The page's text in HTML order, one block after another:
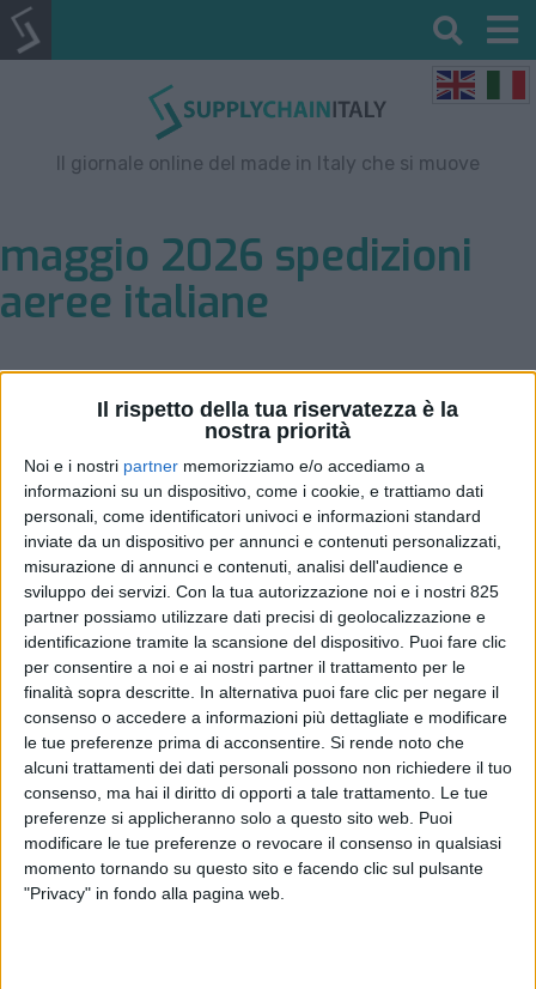
Il rispetto della tua riservatezza è la
nostra priorità
Noi e i nostri partner memorizziamo e/o accediamo a
informazioni su un dispositivo, come i cookie, e trattiamo dati
personali, come identificatori univoci e informazioni standard
inviate da un dispositivo per annunci e contenuti personalizzati,
misurazione di annunci e contenuti, analisi dell'audience e
sviluppo dei servizi. Con la tua autorizzazione noi e i nostri 825
partner possiamo utilizzare dati precisi di geolocalizzazione e
identificazione tramite la scansione del dispositivo. Puoi fare clic
per consentire a noi e ai nostri partner il trattamento per le
finalità sopra descritte. In alternativa puoi fare clic per negare il
consenso o accedere a informazioni più dettagliate e modificare
le tue preferenze prima di acconsentire. Si rende noto che
alcuni trattamenti dei dati personali possono non richiedere il tuo
consenso, ma hai il diritto di opporti a tale trattamento. Le tue
preferenze si applicheranno solo a questo sito web. Puoi
modificare le tue preferenze o revocare il consenso in qualsiasi
momento tornando su questo sito e facendo clic sul pulsante
"Privacy" in fondo alla pagina web.
Il giornale online del made in Italy che si muove
maggio 2026 spedizioni
aeree italiane
Spedizioni da e per gli
aeroporti italiani in lieve
TRASPORTI 30 GIUGNO 2026